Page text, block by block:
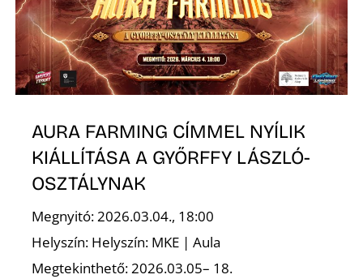
AURA FARMING CÍMMEL NYÍLIK
KIÁLLÍTÁSA A GYŐRFFY LÁSZLÓ-
OSZTÁLYNAK
Megnyitó: 2026.03.04., 18:00
Helyszín: Helyszín: MKE | Aula
Megtekinthető: 2026.03.05– 18.